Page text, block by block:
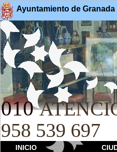
Ayuntamiento de Granada
010
958 539 697
INICIO